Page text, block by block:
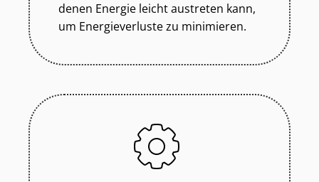
denen Energie leicht austreten kann,
um Energieverluste zu minimieren.